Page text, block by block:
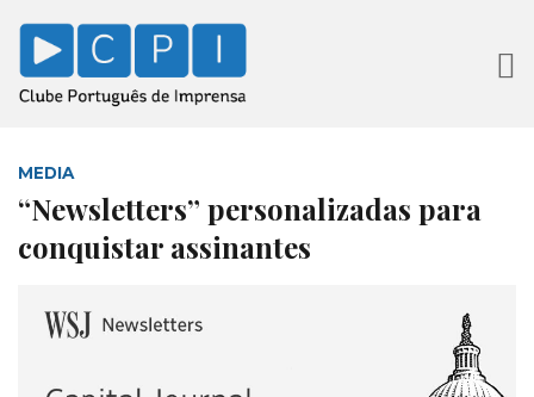
MEDIA
“Newsletters” personalizadas para
conquistar assinantes